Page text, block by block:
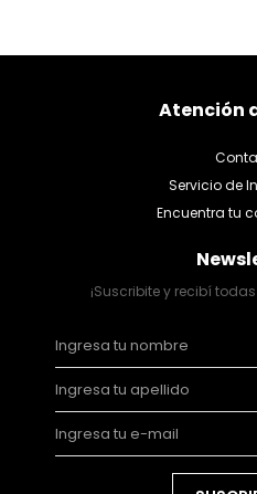
Atención
Servicio de
Encuentra tu
¡Suscribite y recibí